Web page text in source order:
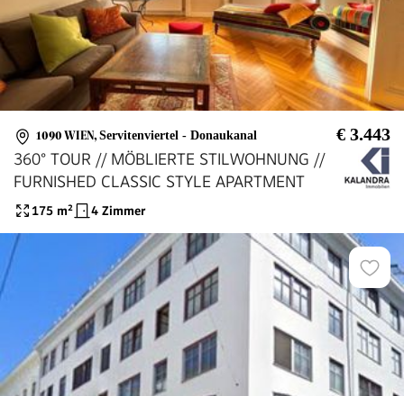
1090 WIEN, Servitenviertel - Donaukanal € 3.443
360° TOUR // MÖBLIERTE STILWOHNUNG //
FURNISHED CLASSIC STYLE APARTMENT
175 m² 4 Zimmer